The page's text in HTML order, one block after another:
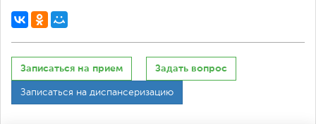
Записаться на прием Задать вопрос
Записаться на диспансеризацию